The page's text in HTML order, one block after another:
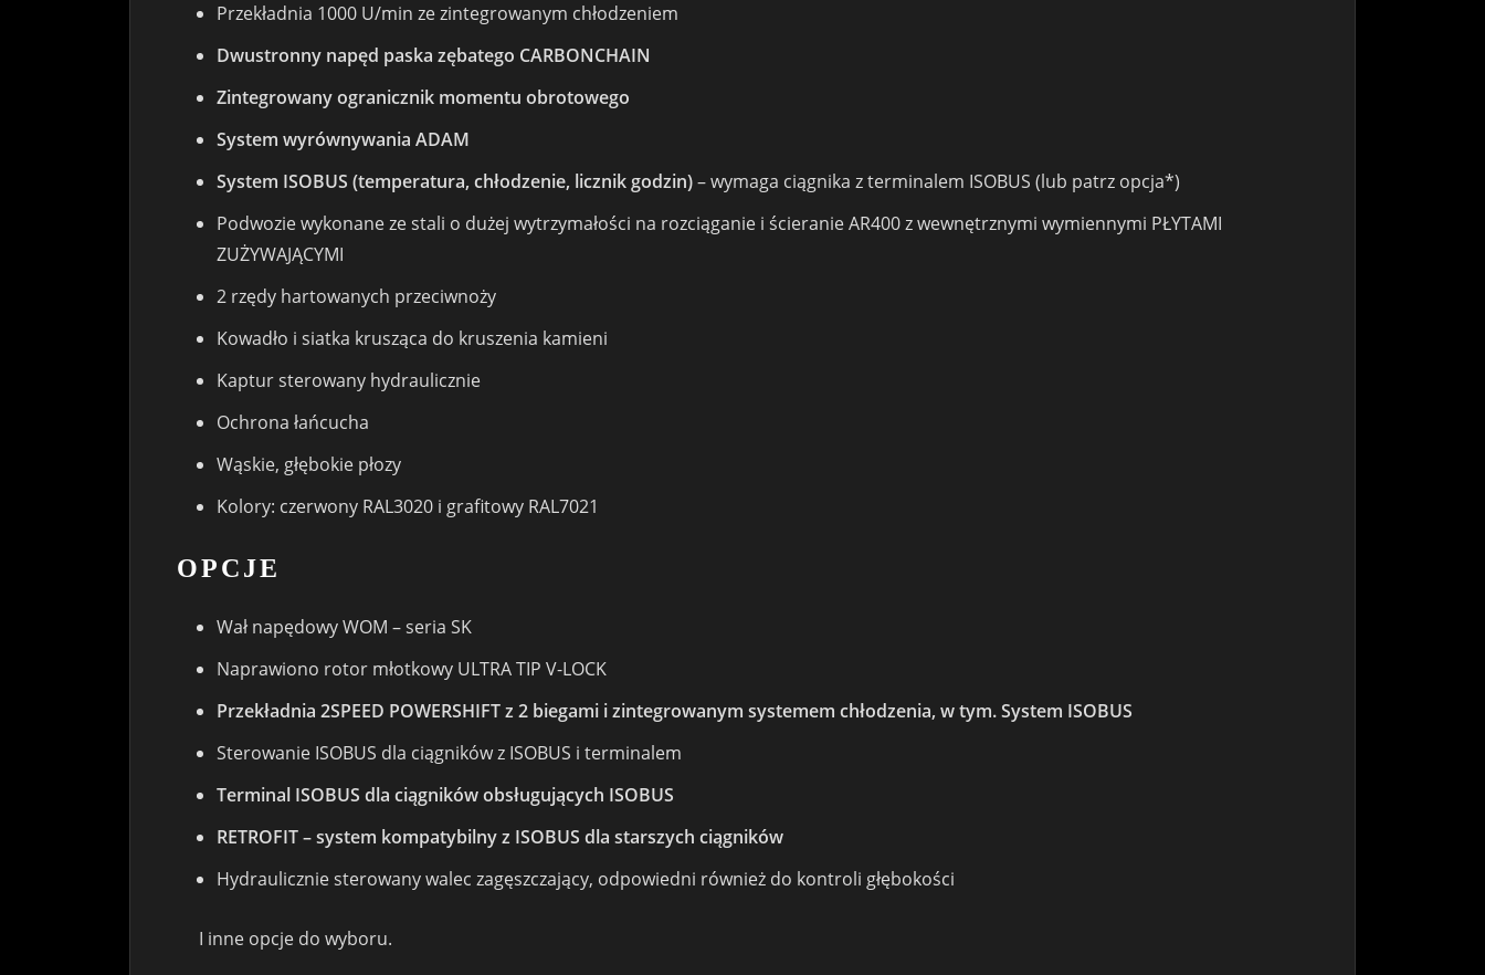
Przekładnia 1000 U/min ze zintegrowanym chłodzeniem
Dwustronny napęd paska zębatego CARBONCHAIN
Zintegrowany ogranicznik momentu obrotowego
System wyrównywania ADAM
System ISOBUS (temperatura, chłodzenie, licznik godzin)– wymaga ciągnika z terminalem ISOBUS (lub patrz opcja*)
Podwozie wykonane ze stali o dużej wytrzymałości na rozciąganie i ścieranie AR400 z wewnętrznymi wymiennymi PŁYTAMI
ZUŻYWAJĄCYMI
2 rzędy hartowanych przeciwnoży
Kowadło i siatka krusząca do kruszenia kamieni
Kaptur sterowany hydraulicznie
Ochrona łańcucha
Wąskie, głębokie płozy
Kolory: czerwony RAL3020 i grafitowy RAL7021
OPCJE
Wał napędowy WOM – seria SK
Naprawiono rotor młotkowy ULTRA TIP V-LOCK
Przekładnia 2SPEED POWERSHIFT z 2 biegami i zintegrowanym systemem chłodzenia, w tym. System ISOBUS
Sterowanie ISOBUS dla ciągników z ISOBUS i terminalem
Terminal ISOBUS dla ciągników obsługujących ISOBUS
RETROFIT – system kompatybilny z ISOBUS dla starszych ciągników
Hydraulicznie sterowany walec zagęszczający, odpowiedni również do kontroli głębokości
I inne opcje do wyboru.